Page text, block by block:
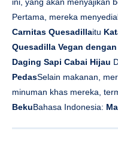
SUSU Susu
Restoran Vietnam SUSU